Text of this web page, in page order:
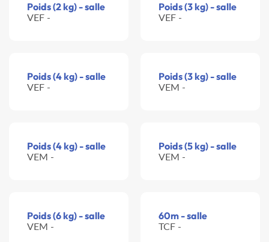
Poids (2 kg) - salle
VEF -
Poids (3 kg) - salle
VEF -
Poids (4 kg) - salle
VEF -
Poids (3 kg) - salle
VEM -
Poids (4 kg) - salle
VEM -
Poids (5 kg) - salle
VEM -
Poids (6 kg) - salle
VEM -
60m - salle
TCF -